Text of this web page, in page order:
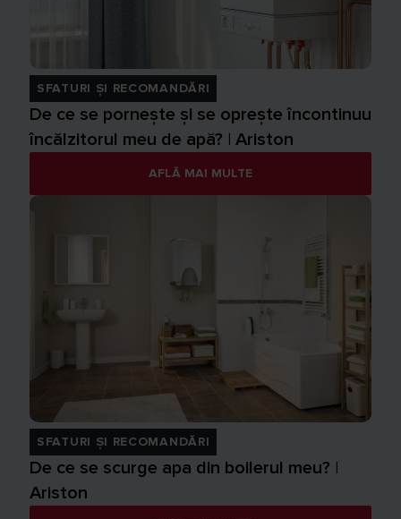
SFATURI ȘI RECOMANDĂRI
De ce se pornește și se oprește încontinuu
încălzitorul meu de apă? | Ariston
AFLĂ MAI MULTE
SFATURI ȘI RECOMANDĂRI
De ce se scurge apa din boilerul meu? |
Ariston